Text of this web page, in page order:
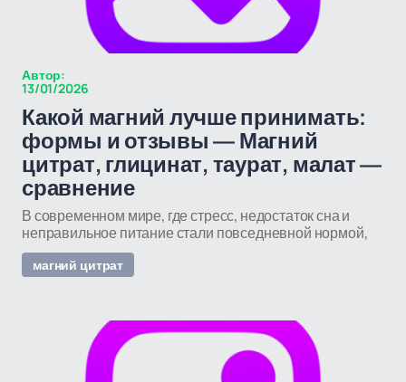
Автор:
13/01/2026
Какой магний лучше принимать:
формы и отзывы — Магний
цитрат, глицинат, таурат, малат —
сравнение
В современном мире, где стресс, недостаток сна и
неправильное питание стали повседневной нормой,
магний цитрат